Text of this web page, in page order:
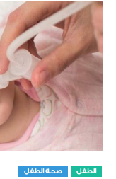
الطفل صحة الطفل